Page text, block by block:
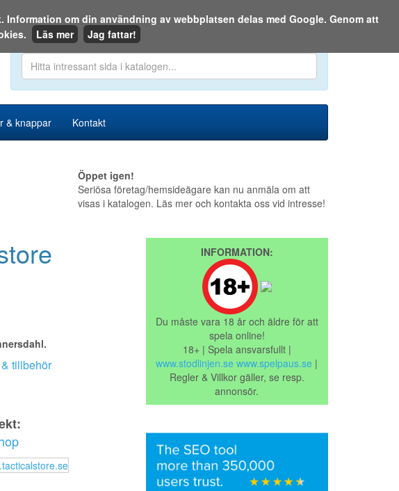
Den 8 augusti 2026
Sök i katalogen eller på webben:
& knappar Kontakt
Öppet igen!
Seriösa företag/hemsideägare kan nu anmäla om att
visas i katalogen. Läs mer och kontakta oss vid intresse!
tillbehör
INFORMATION:
Du måste vara 18 år och äldre för att
spela online!
18+ | Spela ansvarsfullt |
www.stodlinjen.se www.spelpaus.se |
Regler & Villkor gäller, se resp.
annonsör.
om din användning av webbplatsen delas med Google. Genom att
Läs mer Jag fattar!